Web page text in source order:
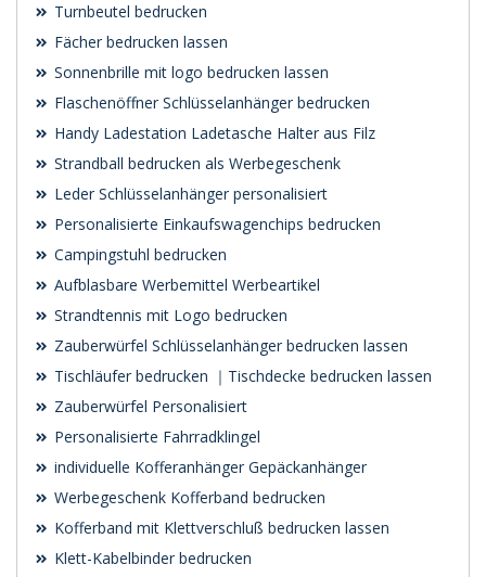
Turnbeutel bedrucken
Fächer bedrucken lassen
Sonnenbrille mit logo bedrucken lassen
Flaschenöffner Schlüsselanhänger bedrucken
Handy Ladestation Ladetasche Halter aus Filz
Strandball bedrucken als Werbegeschenk
Leder Schlüsselanhänger personalisiert
Personalisierte Einkaufswagenchips bedrucken
Campingstuhl bedrucken
Aufblasbare Werbemittel Werbeartikel
Strandtennis mit Logo bedrucken
Zauberwürfel Schlüsselanhänger bedrucken lassen
Tischläufer bedrucken ｜Tischdecke bedrucken lassen
Zauberwürfel Personalisiert
Personalisierte Fahrradklingel
individuelle Kofferanhänger Gepäckanhänger
Werbegeschenk Kofferband bedrucken
Kofferband mit Klettverschluß bedrucken lassen
Klett-Kabelbinder bedrucken